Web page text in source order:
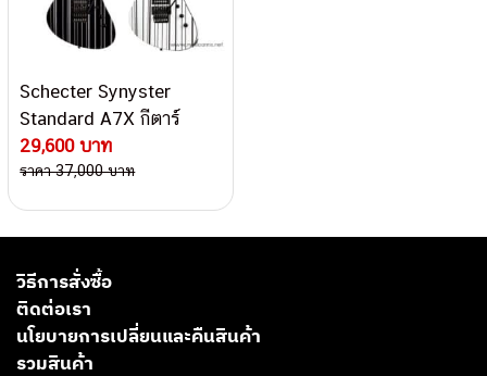
Schecter Synyster
Standard A7X กีตาร์
ไฟฟ้า
29,600 บาท
ราคา 37,000 บาท
วิธีการสั่งซื้อ
ติดต่อเรา
นโยบายการเปลี่ยนและคืนสินค้า
รวมสินค้า